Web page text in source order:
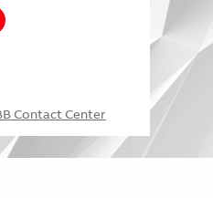
Contact Center